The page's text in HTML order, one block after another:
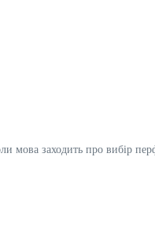
мова заходить про вибір